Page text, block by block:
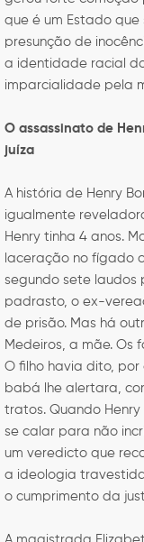
que é um Estado
presunção de
a identidade racial
imparcialidade pela
O assassinato de
juíza
A história de Henry
igualmente
Henry tinha 4 anos.
laceração no fígado
segundo sete laudos
padrasto, o ex-
de prisão. Mas há
Medeiros, a mãe. Os
O filho havia dito, por
babá lhe alertara,
tratos. Quando
se calar para não
um veredicto que
a ideologia
o cumprimento da